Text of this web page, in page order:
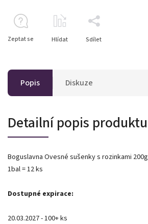
Zeptat se Hlídat Sdílet
Popis Diskuze
Detailní popis produktu
Boguslavna Ovesné sušenky s rozinkami 200g
1bal = 12 ks
Dostupné expirace:
20.03.2027 - 100+ ks